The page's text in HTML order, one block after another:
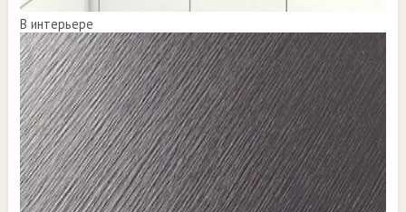
В интерьере